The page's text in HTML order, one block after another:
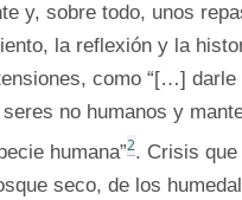
y, sobre todo, unos
la reflexión y la
como “[…] darle
no humanos y
humana”2. Crisis
seco, de los